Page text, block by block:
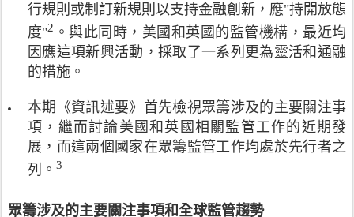
根
據
專
門
眾
籌
業
公
行規則或制訂新規則以支持金融創新，應"持開放態
度"2 註
釋
符
號
表
請
參
閱
事
。與此同時，美國和英國的監管機構，最近均
因應這項新興活動，採取了一系列更為靈活和通融
的措施。
本期《資訊述要》首先檢視眾籌涉及的主要關注事
項，繼而討論美國和英國相關監管工作的近期發
展，而這兩個國家在眾籌監管工作均處於先行者之
列。 3
眾籌涉及的主要關注事項和全球監管趨勢